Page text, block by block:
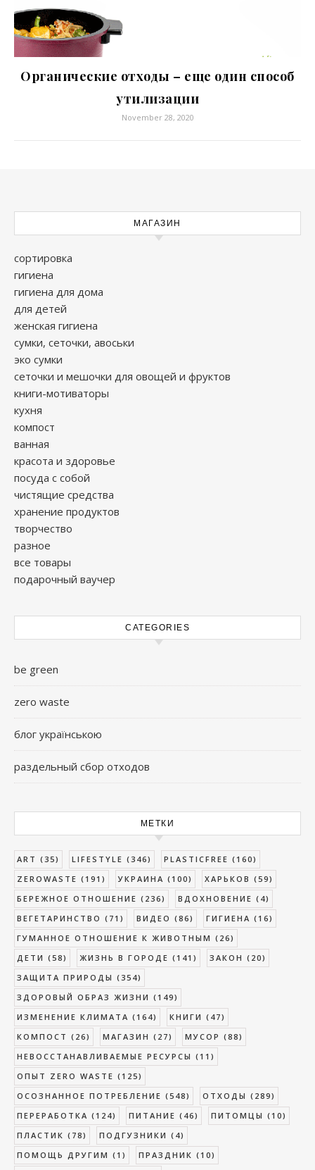
Органические отходы – еще один способ
утилизации
November 28, 2020
МАГАЗИН
сортировка
гигиена
гигиена для дома
для детей
женская гигиена
сумки, сеточки, авоськи
эко сумки
сеточки и мешочки для овощей и фруктов
книги-мотиваторы
кухня
компост
ванная
красота и здоровье
посуда с собой
чистящие средства
хранение продуктов
творчество
разное
все товары
подарочный ваучер
CATEGORIES
be green
zero waste
блог українською
раздельный сбор отходов
МЕТКИ
ART (35) LIFESTYLE (346) PLASTICFREE (160)
ZEROWASTE (191) УКРАИНА (100) ХАРЬКОВ (59)
БЕРЕЖНОЕ ОТНОШЕНИЕ (236) ВДОХНОВЕНИЕ (4)
ВЕГЕТАРИНСТВО (71) ВИДЕО (86) ГИГИЕНА (16)
ГУМАННОЕ ОТНОШЕНИЕ К ЖИВОТНЫМ (26)
ДЕТИ (58) ЖИЗНЬ В ГОРОДЕ (141) ЗАКОН (20)
ЗАЩИТА ПРИРОДЫ (354)
ЗДОРОВЫЙ ОБРАЗ ЖИЗНИ (149)
ИЗМЕНЕНИЕ КЛИМАТА (164) КНИГИ (47)
КОМПОСТ (26) МАГАЗИН (27) МУСОР (88)
НЕВОССТАНАВЛИВАЕМЫЕ РЕСУРСЫ (11)
ОПЫТ ZERO WASTE (125)
ОСОЗНАННОЕ ПОТРЕБЛЕНИЕ (548) ОТХОДЫ (289)
ПЕРЕРАБОТКА (124) ПИТАНИЕ (46) ПИТОМЦЫ (10)
ПЛАСТИК (78) ПОДГУЗНИКИ (4)
ПОМОЩЬ ДРУГИМ (1) ПРАЗДНИК (10)